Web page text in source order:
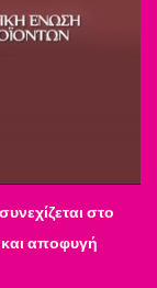
στο
και αποφυγή